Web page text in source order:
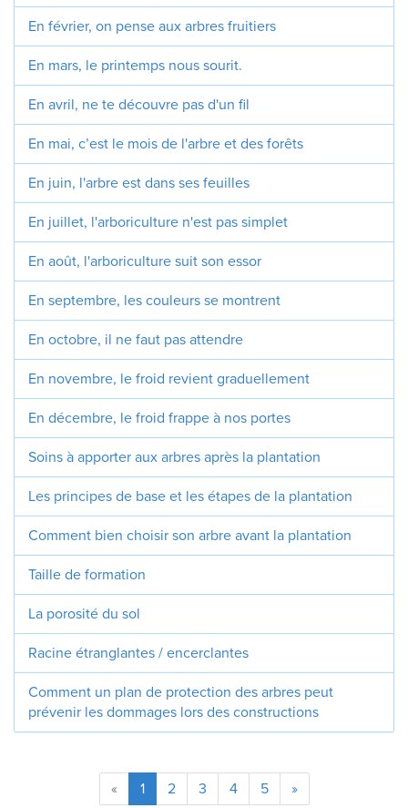
En février, on pense aux arbres fruitiers
En mars, le printemps nous sourit.
En avril, ne te découvre pas d'un fil
En mai, c’est le mois de l'arbre et des forêts
En juin, l'arbre est dans ses feuilles
En juillet, l'arboriculture n'est pas simplet
En août, l'arboriculture suit son essor
En septembre, les couleurs se montrent
En octobre, il ne faut pas attendre
En novembre, le froid revient graduellement
En décembre, le froid frappe à nos portes
Soins à apporter aux arbres après la plantation
Les principes de base et les étapes de la plantation
Comment bien choisir son arbre avant la plantation
Taille de formation
La porosité du sol
Racine étranglantes / encerclantes
Comment un plan de protection des arbres peut
prévenir les dommages lors des constructions
« 1 2 3 4 5 »